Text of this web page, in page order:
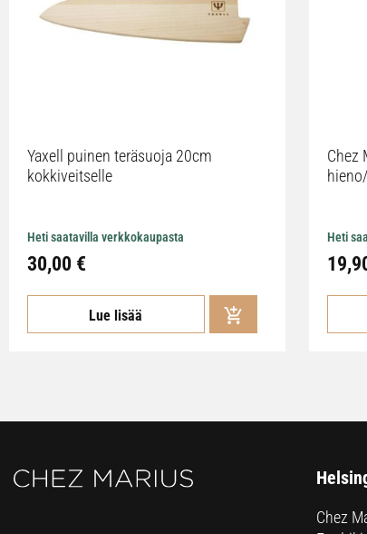
Yaxell puinen teräsuoja 20cm
kokkiveitselle
Heti saatavilla verkkokaupasta
30,00 €
Lue lisää
Chez
Heti
Chez